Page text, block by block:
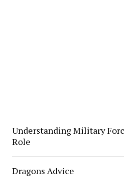
Understanding Military
Role
Dragons Advice